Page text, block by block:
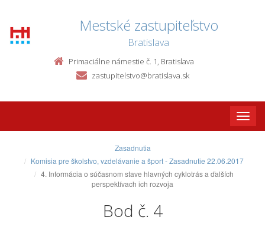
Mestské zastupiteľstvo
Bratislava
Primaciálne námestie č. 1, Bratislava
zastupitelstvo@bratislava.sk
Toggle
Zasadnutia
Komisia pre školstvo, vzdelávanie a šport - Zasadnutie 22.06.2017
4. Informácia o súčasnom stave hlavných cyklotrás a ďalších
perspektívach ich rozvoja
Bod č. 4